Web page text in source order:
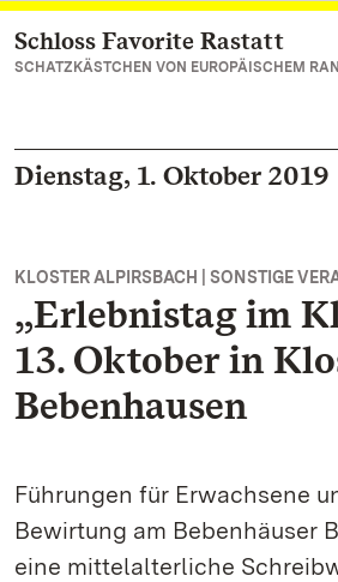
Zum Hauptinhalt springen
Schloss Favorite Rastatt
SCHATZKÄSTCHEN VON EUROPÄISCHEM
Dienstag, 1. Oktober 2019
KLOSTER ALPIRSBACH | SONSTIGE
„Erlebnistag im
13. Oktober in
Bebenhausen
Führungen für Erwachsene
Bewirtung am Bebenhäuser
eine mittelalterliche